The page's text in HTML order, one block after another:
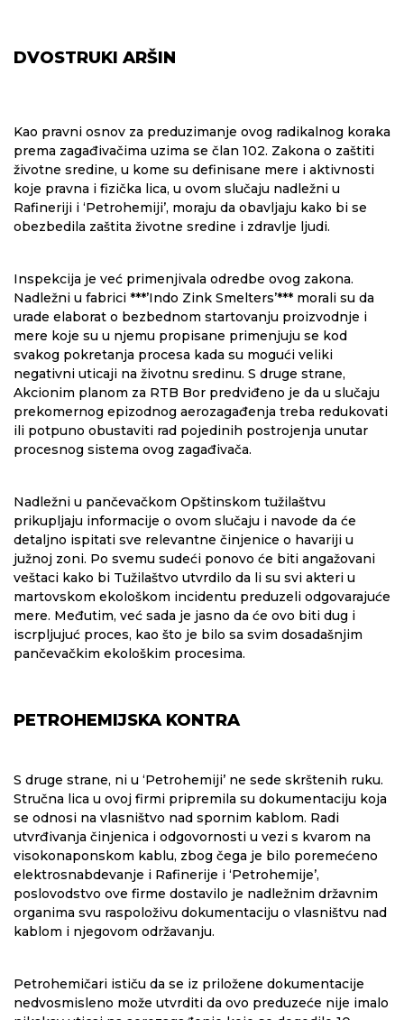
DVOSTRUKI ARŠIN
Kao pravni osnov za preduzimanje ovog radikalnog koraka
prema zagađivačima uzima se član 102. Zakona o zaštiti
životne sredine, u kome su definisane mere i aktivnosti
koje pravna i fizička lica, u ovom slučaju nadležni u
Rafineriji i ‘Petrohemiji’, moraju da obavljaju kako bi se
obezbedila zaštita životne sredine i zdravlje ljudi.
Inspekcija je već primenjivala odredbe ovog zakona.
Nadležni u fabrici ***’Indo Zink Smelters’*** morali su da
urade elaborat o bezbednom startovanju proizvodnje i
mere koje su u njemu propisane primenjuju se kod
svakog pokretanja procesa kada su mogući veliki
negativni uticaji na životnu sredinu. S druge strane,
Akcionim planom za RTB Bor predviđeno je da u slučaju
prekomernog epizodnog aerozagađenja treba redukovati
ili potpuno obustaviti rad pojedinih postrojenja unutar
procesnog sistema ovog zagađivača.
Nadležni u pančevačkom Opštinskom tužilaštvu
prikupljaju informacije o ovom slučaju i navode da će
detaljno ispitati sve relevantne činjenice o havariji u
južnoj zoni. Po svemu sudeći ponovo će biti angažovani
veštaci kako bi Tužilaštvo utvrdilo da li su svi akteri u
martovskom ekološkom incidentu preduzeli odgovarajuće
mere. Međutim, već sada je jasno da će ovo biti dug i
iscrpljujuć proces, kao što je bilo sa svim dosadašnjim
pančevačkim ekološkim procesima.
PETROHEMIJSKA KONTRA
S druge strane, ni u ‘Petrohemiji’ ne sede skrštenih ruku.
Stručna lica u ovoj firmi pripremila su dokumentaciju koja
se odnosi na vlasništvo nad spornim kablom. Radi
utvrđivanja činjenica i odgovornosti u vezi s kvarom na
visokonaponskom kablu, zbog čega je bilo poremećeno
elektrosnabdevanje i Rafinerije i ‘Petrohemije’,
poslovodstvo ove firme dostavilo je nadležnim državnim
organima svu raspoloživu dokumentaciju o vlasništvu nad
kablom i njegovom održavanju.
Petrohemičari ističu da se iz priložene dokumentacije
nedvosmisleno može utvrditi da ovo preduzeće nije imalo